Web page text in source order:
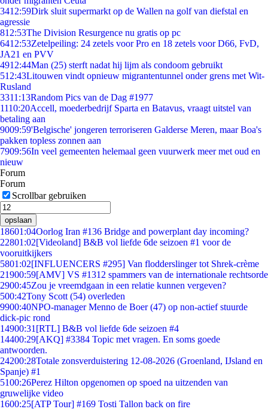
3412:59Dirk sluit supermarkt op de Wallen na golf van diefstal en
agressie
812:53The Division Resurgence nu gratis op pc
6412:53Zetelpeiling: 24 zetels voor Pro en 18 zetels voor D66, FvD,
JA21 en PVV
4912:44Man (25) sterft nadat hij lijm als condoom gebruikt
512:43Litouwen vindt opnieuw migrantentunnel onder grens met Wit-
Rusland
3311:13Random Pics van de Dag #1977
1110:20Accell, moederbedrijf Sparta en Batavus, vraagt uitstel van
betaling aan
9009:59'Belgische' jongeren terroriseren Galderse Meren, maar Boa's
pakken topless zonnen aan
7909:56In veel gemeenten helemaal geen vuurwerk meer met oud en
nieuw
Forum
Forum
Scrollbar gebruiken
opslaan
18601:04Oorlog Iran #136 Bridge and powerplant day incoming?
22801:02[Videoland] B&B vol liefde 6de seizoen #1 voor de
vooruitkijkers
5801:02[INFLUENCERS #295] Van flodderslinger tot Shrek-crème
21900:59[AMV] VS #1312 spammers van de internationale rechtsorde
2900:45Zou je vreemdgaan in een relatie kunnen vergeven?
500:42Tony Scott (54) overleden
9900:40NPO-manager Menno de Boer (47) op non-actief stuurde
dick-pic rond
14900:31 [RTL] B&B vol liefde 6de seizoen #4
14400:29[AKQ] #3384 Topic met vragen. En soms goede
antwoorden.
24200:28Totale zonsverduistering 12-08-2026 (Groenland, IJsland en
Spanje) #1
5100:26Perez Hilton opgenomen op spoed na uitzenden van
gruwelijke video
1600:25[ATP Tour] #169 Tosti Tallon back on fire